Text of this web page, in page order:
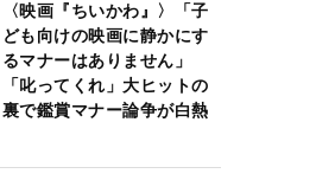
〈映画『ちいかわ』〉「子
ども向けの映画に静かにす
るマナーはありません」
「叱ってくれ」大ヒットの
裏で鑑賞マナー論争が白熱